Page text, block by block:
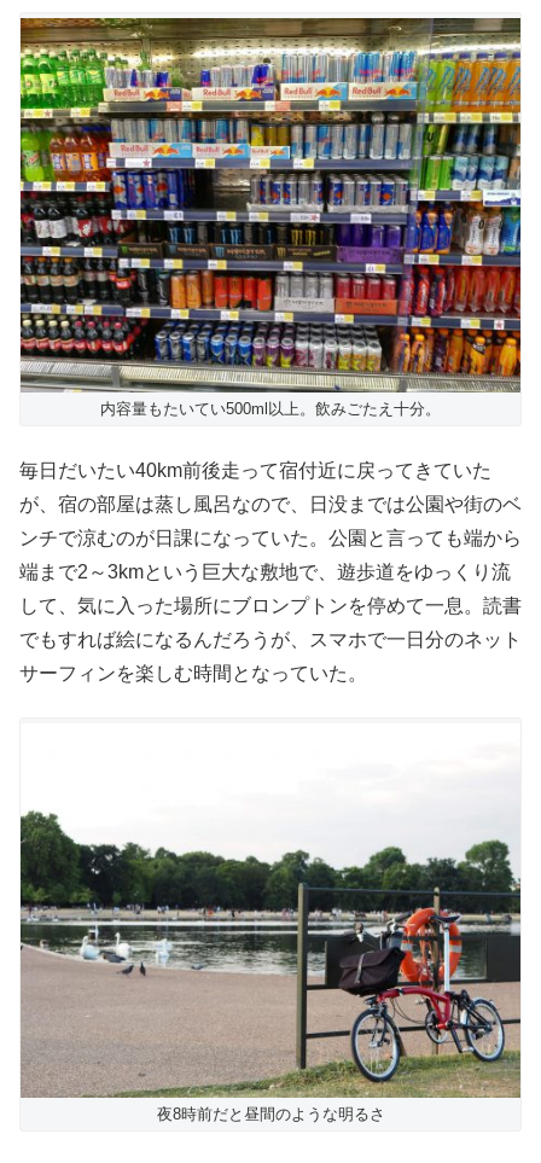
内容量もたいてい500ml以上。飲みごたえ十分。
毎日だいたい40km前後走って宿付近に戻ってきていた
が、宿の部屋は蒸し風呂なので、日没までは公園や街のベ
ンチで涼むのが日課になっていた。公園と言っても端から
端まで2～3kmという巨大な敷地で、遊歩道をゆっくり流
して、気に入った場所にブロンプトンを停めて一息。読書
でもすれば絵になるんだろうが、スマホで一日分のネット
サーフィンを楽しむ時間となっていた。
夜8時前だと昼間のような明るさ